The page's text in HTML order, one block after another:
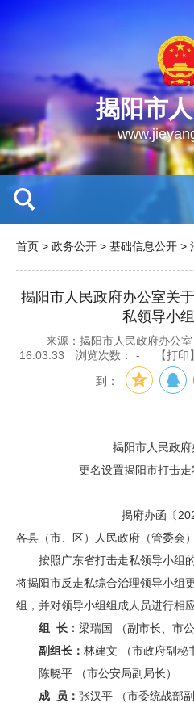
揭阳市
首页 > 政务公开 > 基础信息公开 >
揭阳市人民政府办公室关
私领导小
来源：揭阳市人民政府办公室
16:03:33
浏览次数： - 【打印】
到：
揭阳市人民政
更名设置揭阳市打击
揭府办函〔
各县（市、区）人民政府（管委会
按照广东省打击走私领导小组的
将揭阳市反走私综合治理领导小组
组，并对领导小组组成人员进行相
组 长 ：梁瑞国 （副市长、市
副组长 ： 林建文 （市政府副秘
陈晓平 （市公安局副局长）
成 员： 张汉平 （市委统战部